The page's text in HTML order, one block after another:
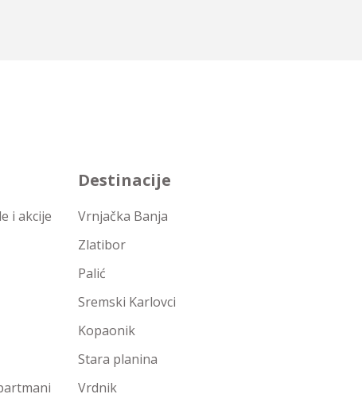
i akcije
Destinacije
Vrnjačka Banja
Zlatibor
Palić
Sremski Karlovci
Kopaonik
Stara planina
Vrdnik